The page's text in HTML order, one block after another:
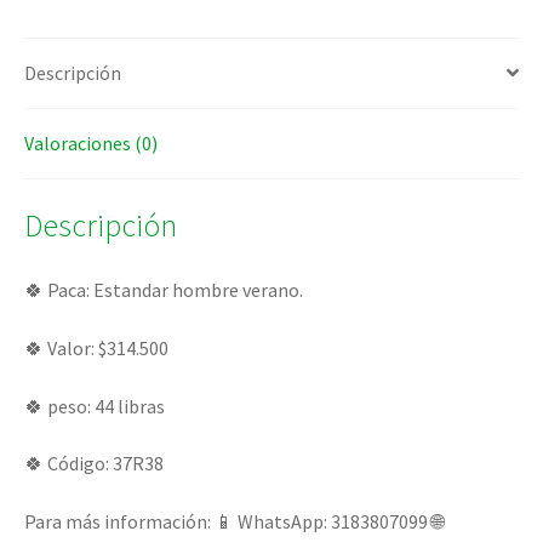
Descripción
Valoraciones (0)
Descripción
🍀 Paca: Estandar hombre verano.
🍀 Valor: $314.500
🍀 peso: 44 libras
🍀 Código: 37R38
Para más información: 📱 WhatsApp: 3183807099 🌐